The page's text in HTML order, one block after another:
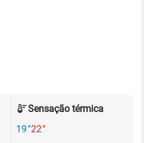
Sensação térmica
19°22°